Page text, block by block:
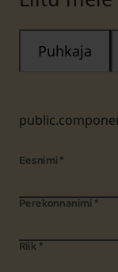
Puhkaja
Eesnimi *
Perekonnanimi *
Riik *